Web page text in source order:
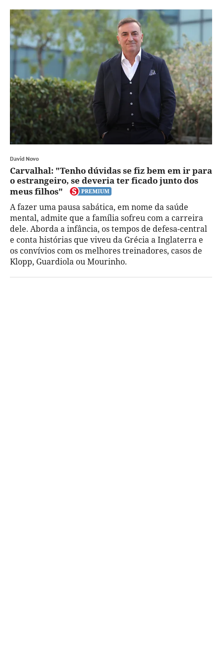
David Novo
Carvalhal: "Tenho dúvidas se fiz bem em ir para
o estrangeiro, se deveria ter ficado junto dos
meus filhos"
A fazer uma pausa sabática, em nome da saúde
mental, admite que a família sofreu com a carreira
dele. Aborda a infância, os tempos de defesa-central
e conta histórias que viveu da Grécia a Inglaterra e
os convívios com os melhores treinadores, casos de
Klopp, Guardiola ou Mourinho.